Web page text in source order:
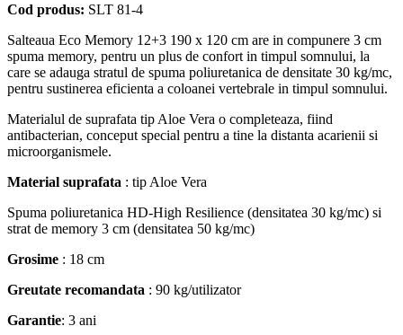
Cod produs: SLT 81-4
Salteaua Eco Memory 12+3 190 x 120 cm are in compunere 3 cm
spuma memory, pentru un plus de confort in timpul somnului, la
care se adauga stratul de spuma poliuretanica de densitate 30 kg/mc,
pentru sustinerea eficienta a coloanei vertebrale in timpul somnului.
Materialul de suprafata tip Aloe Vera o completeaza, fiind
antibacterian, conceput special pentru a tine la distanta acarienii si
microorganismele.
Material suprafata : tip Aloe Vera
Spuma poliuretanica HD-High Resilience (densitatea 30 kg/mc) si
strat de memory 3 cm (densitatea 50 kg/mc)
Grosime : 18 cm
Greutate recomandata : 90 kg/utilizator
Garantie: 3 ani